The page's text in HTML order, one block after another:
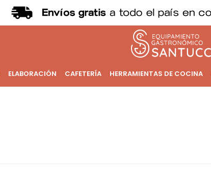
ELABORACIÓN CAFETERÍA HERRAMIENTAS DE COCINA